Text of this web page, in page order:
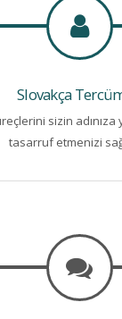
Slovakça
sizin
tasarruf etmenizi